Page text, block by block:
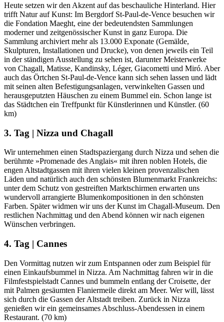
Heute setzen wir den Akzent auf das beschauliche Hinterland. Hier
trifft Natur auf Kunst: Im Bergdorf St-Paul-de-Vence besuchen wir
die Fondation Maeght, eine der bedeutendsten Sammlungen
moderner und zeitgenössischer Kunst in ganz Europa. Die
Sammlung archiviert mehr als 13.000 Exponate (Gemälde,
Skulpturen, Installationen und Drucke), von denen jeweils ein Teil
in der ständigen Ausstellung zu sehen ist, darunter Meisterwerke
von Chagall, Matisse, Kandinsky, Léger, Giacometti und Miró. Aber
auch das Örtchen St-Paul-de-Vence kann sich sehen lassen und lädt
mit seinen alten Befestigungsanlagen, verwinkelten Gassen und
herausgeputzten Häuschen zu einem Bummel ein. Schon lange ist
das Städtchen ein Treffpunkt für Künstlerinnen und Künstler. (60
km)
3. Tag | Nizza und Chagall
Wir unternehmen einen Stadtspaziergang durch Nizza und sehen die
berühmte »Promenade des Anglais« mit ihren noblen Hotels, die
engen Altstadtgassen mit ihren vielen kleinen provenzalischen
Läden und natürlich auch den schönsten Blumenmarkt Frankreichs:
unter dem Schutz von gestreiften Marktschirmen erwarten uns
wundervoll arrangierte Blumenkompositionen in den schönsten
Farben. Später widmen wir uns der Kunst im Chagall-Museum. Den
restlichen Nachmittag und den Abend können wir nach eigenen
Wünschen verbringen.
4. Tag | Cannes
Den Vormittag nutzen wir zum Entspannen oder zum Beispiel für
einen Einkaufsbummel in Nizza. Am Nachmittag fahren wir in die
Filmfestspielstadt Cannes und bummeln entlang der Croisette, der
mit Palmen gesäumten Flaniermeile direkt am Meer. Wer will, lässt
sich durch die Gassen der Altstadt treiben. Zurück in Nizza
genießen wir ein gemeinsames Abschluss-Abendessen in einem
Restaurant. (70 km)